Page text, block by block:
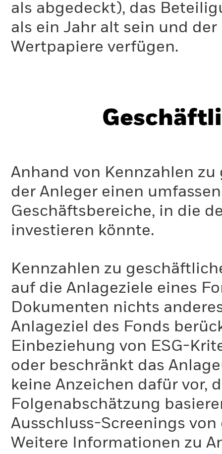
als abgedeckt), das
als ein Jahr alt sein und
Wertpapiere verfügen.
Anhand von Kennzahlen
der Anleger einen
Geschäftsbereiche, in die
investieren könnte.
Kennzahlen zu
auf die Anlageziele eines
Dokumenten nichts
Anlageziel des Fonds
Einbeziehung von ESG-
oder beschränkt das
keine Anzeichen dafür vor,
Folgenabschätzung
Ausschluss-Screenings
Weitere Informationen zu